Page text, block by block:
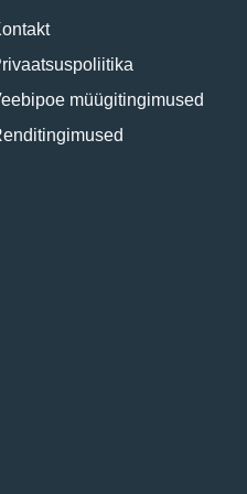
müügitingimused